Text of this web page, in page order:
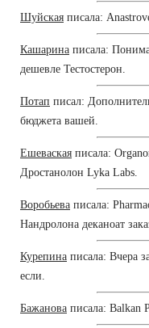
Шуйская писала:
Кашарина писала:
дешевле Тестостерон.
Потап писал:
бюджета вашей.
Ешеваская писала:
Дростанолон Lyka Labs.
Воробьева писала:
Нандролона деканоат
Курепина писала: Вчера
если.
Бажанова писала: Balkan